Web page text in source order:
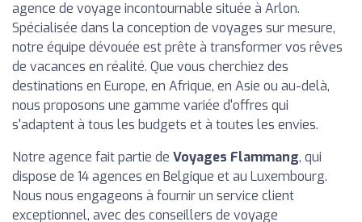
agence de voyage incontournable située à Arlon.
Spécialisée dans la conception de voyages sur mesure,
notre équipe dévouée est prête à transformer vos rêves
de vacances en réalité. Que vous cherchiez des
destinations en Europe, en Afrique, en Asie ou au-delà,
nous proposons une gamme variée d'offres qui
s'adaptent à tous les budgets et à toutes les envies.
Notre agence fait partie de Voyages Flammang, qui
dispose de 14 agences en Belgique et au Luxembourg.
Nous nous engageons à fournir un service client
exceptionnel, avec des conseillers de voyage